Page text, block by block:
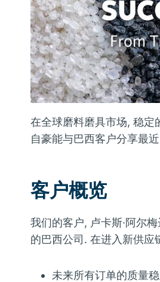
在全球磨料磨具市场, 稳定
自豪能与巴西客户分享最
客户概览
我们的客户, 卢卡斯·阿尔
的巴西公司. 在进入新供应
未来所有订单的质量